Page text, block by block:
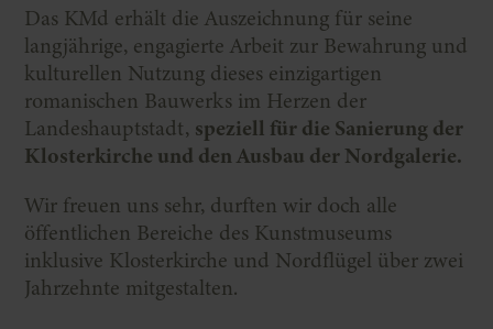
Das KMd erhält die Auszeichnung für seine
langjährige, engagierte Arbeit zur Bewahrung und
kulturellen Nutzung dieses einzigartigen
romanischen Bauwerks im Herzen der
Landeshauptstadt, speziell für die Sanierung der
Klosterkirche und den Ausbau der Nordgalerie.
Wir freuen uns sehr, durften wir doch alle
öffentlichen Bereiche des Kunstmuseums
inklusive Klosterkirche und Nordflügel über zwei
Jahrzehnte mitgestalten.